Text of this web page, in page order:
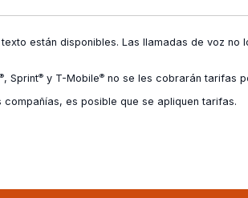
están disponibles. Las llamadas de voz no
®, Sprint® y T-Mobile® no se les cobrarán tarifas
es posible que se apliquen tarifas.